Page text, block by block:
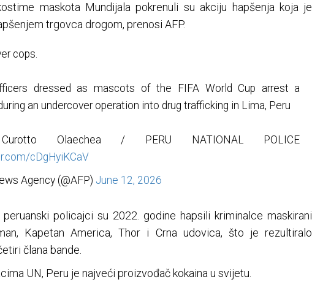
maskota Mundijala pokrenuli su akciju hapšenja koja je
trgovca drogom, prenosi AFP.
cops.
dressed as mascots of the FIFA World Cup arrest a
an undercover operation into drug trafficking in Lima, Peru
Olaechea / PERU NATIONAL POLICE
cDgHyiKCaV
Agency (@AFP) June 12, 2026
peruanski policajci su 2022. godine hapsili kriminalce maskirani
Kapetan America, Thor i Crna udovica, što je rezultiralo
člana bande.
UN, Peru je najveći proizvođač kokaina u svijetu.